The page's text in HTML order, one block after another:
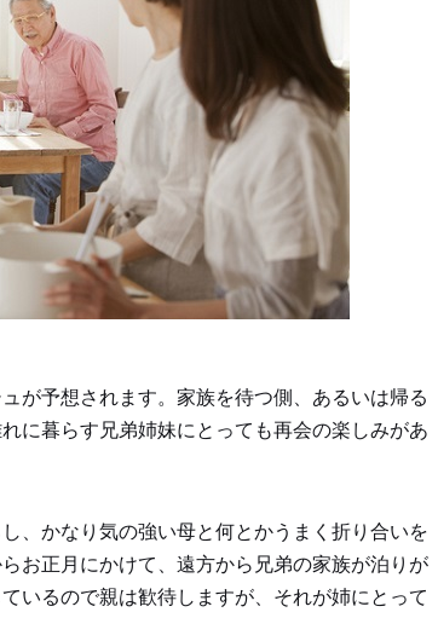
が予想されます。家族を待つ側、あるいは帰る
に暮らす兄弟姉妹にとっても再会の楽しみがあ
、かなり気の強い母と何とかうまく折り合いを
お正月にかけて、遠方から兄弟の家族が泊りが
いるので親は歓待しますが、それが姉にとって